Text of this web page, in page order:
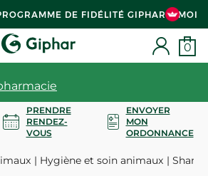
DE FIDÉLITÉ GIPHAR & MOI
0
PRENDRE
RENDEZ-
VOUS
ENVOYER
MON
ORDONNANCE
Hygiène et soin animaux